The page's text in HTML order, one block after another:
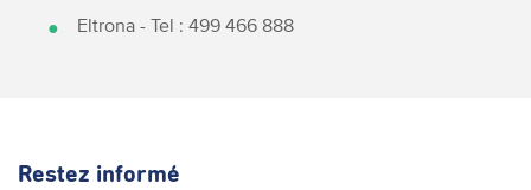
Eltrona - Tel : 499 466 888
Restez informé